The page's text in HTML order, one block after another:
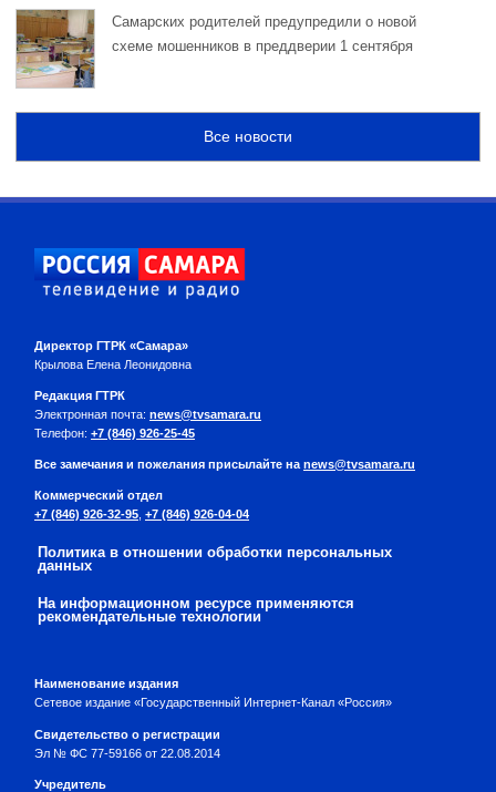
Самарских родителей предупредили о новой
схеме мошенников в преддверии 1 сентября
Все новости
Директор ГТРК «Самара»
Крылова Елена Леонидовна
Редакция ГТРК
Электронная почта: news@tvsamara.ru
Телефон: +7 (846) 926-25-45
Все замечания и пожелания присылайте на news@tvsamara.ru
Коммерческий отдел
+7 (846) 926-32-95, +7 (846) 926-04-04
Политика в отношении обработки персональных
данных
На информационном ресурсе применяются
рекомендательные технологии
Наименование издания
Сетевое издание «Государственный Интернет-Канал «Россия»
Свидетельство о регистрации
Эл № ФС 77-59166 от 22.08.2014
Учредитель